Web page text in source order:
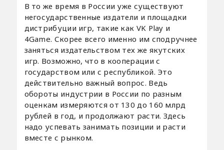
В то же время в России уже существуют
негосударственные издатели и площадки
дистрибуции игр, такие как VK Play и
4Game. Скорее всего именно им сподручнее
заняться издательством тех же якутских
игр. Возможно, что в кооперации с
государством или с республикой. Это
действительно важный вопрос. Ведь
обороты индустрии в России по разным
оценкам измеряются от 130 до 160 млрд
рублей в год, и продолжают расти. Здесь
надо успевать занимать позиции и расти
вместе с рынком.